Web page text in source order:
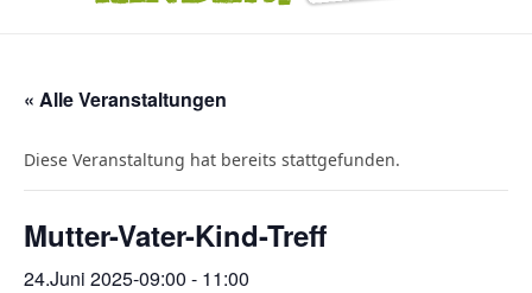
o
« Alle Veranstaltungen
Diese Veranstaltung hat bereits stattgefunden.
Mutter-Vater-Kind-Treff
24.Juni 2025-09:00 - 11:00